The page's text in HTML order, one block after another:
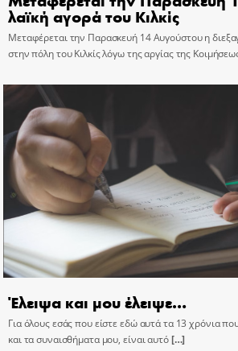
λαϊκή αγορά του Κιλκίς
Μεταφέρεται την Παρασκευή 14 Αυγούστου η
στην πόλη του Κιλκίς λόγω της αργίας της
Έλειψα και μου έλειψε…
Για όλους εσάς που είστε εδώ αυτά τα 13 χρόνια
και τα συναισθήματα μου, είναι αυτό[…]